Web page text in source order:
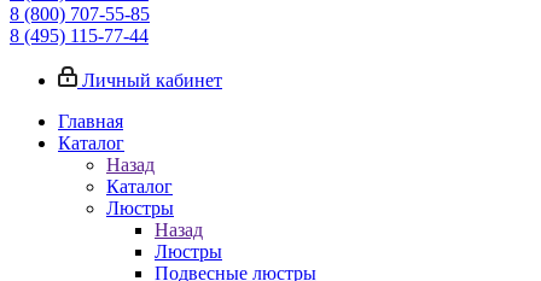
8 (800) 707-55-85
8 (495) 115-77-44
Личный кабинет
Главная
Каталог
Назад
Каталог
Люстры
Назад
Люстры
Подвесные люстры